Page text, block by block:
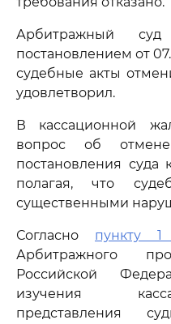
Арбитражный суд
постановлением от
судебные акты
удовлетворил.
В кассационной
вопрос об
постановления суда
полагая, что
существенными
Согласно пункту
Арбитражного
Российской
изучения
представления